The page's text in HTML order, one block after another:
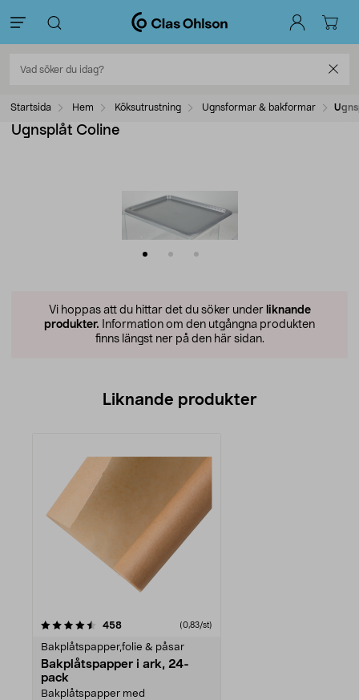
Startsida Hem Köksutrustning Ugnsformar & bakformar
Ugnsplåt Coline
Vi hoppas att du hittar det du söker under liknande
produkter. Information om den utgångna produkten
finns längst ner på den här sidan.
Liknande produkter
458recensioner (0,83/st)
Bakplåtspapper,folie & påsar
Bakplåtspapper i ark, 24-
pack
Bakplåtspapper med